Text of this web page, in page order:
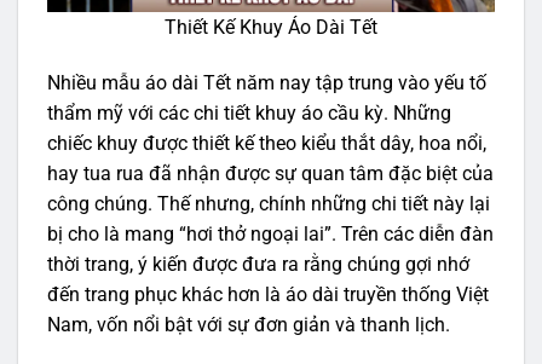
Thiết Kế Khuy Áo Dài Tết
Nhiều mẫu áo dài Tết năm nay tập trung vào yếu tố
thẩm mỹ với các chi tiết khuy áo cầu kỳ. Những
chiếc khuy được thiết kế theo kiểu thắt dây, hoa nổi,
hay tua rua đã nhận được sự quan tâm đặc biệt của
công chúng. Thế nhưng, chính những chi tiết này lại
bị cho là mang “hơi thở ngoại lai”. Trên các diễn đàn
thời trang, ý kiến được đưa ra rằng chúng gợi nhớ
đến trang phục khác hơn là áo dài truyền thống Việt
Nam, vốn nổi bật với sự đơn giản và thanh lịch.